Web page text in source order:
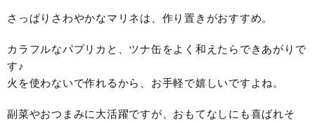
さっぱりさわやかなマリネは、作り置きがおすすめ。
カラフルなパプリカと、ツナ缶をよく和えたらできあがりで
す♪
火を使わないで作れるから、お手軽で嬉しいですよね。
副菜やおつまみに大活躍ですが、おもてなしにも喜ばれそ